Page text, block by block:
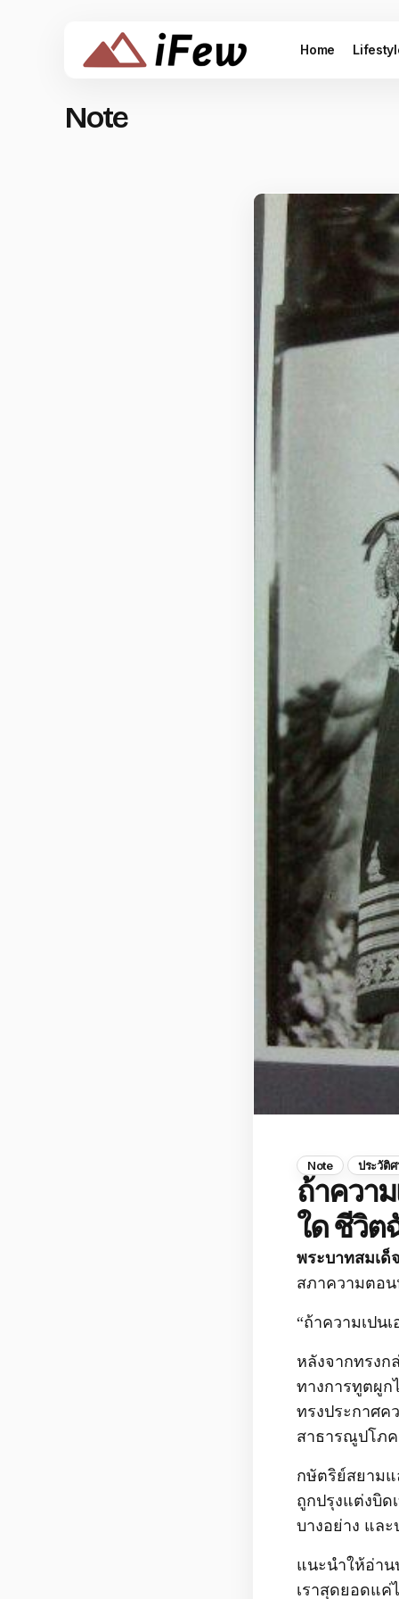
Home
Note
Note ประวัติ
ถ้าควา
ใด ชีวิต
พระบาทสมเด็
สภาความตอน
“ถ้าความเปน
หลังจากทรงก
ทางการทูตผูก
ทรงประกาศค
สาธารณูปโภค
กษัตริย์สยาม
ถูกปรุงแต่งบิด
บางอย่าง และ
แนะนำให้อ่าน
เราสุดยอดแค่